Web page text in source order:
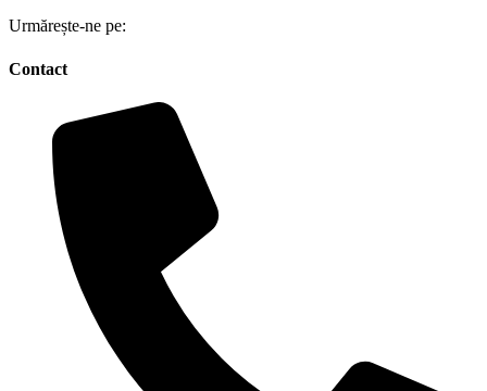
Urmărește-ne pe:
Contact